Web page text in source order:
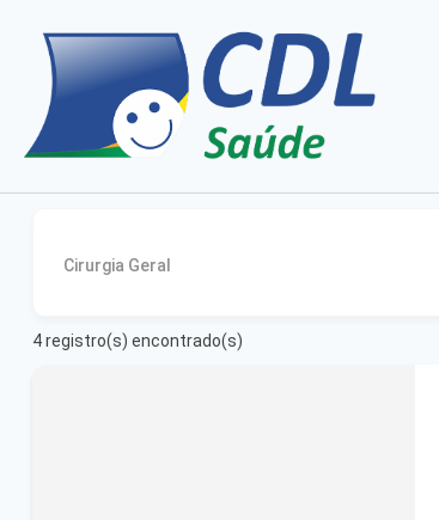
Cirurgia Geral
4registro(s) encontrado(s)